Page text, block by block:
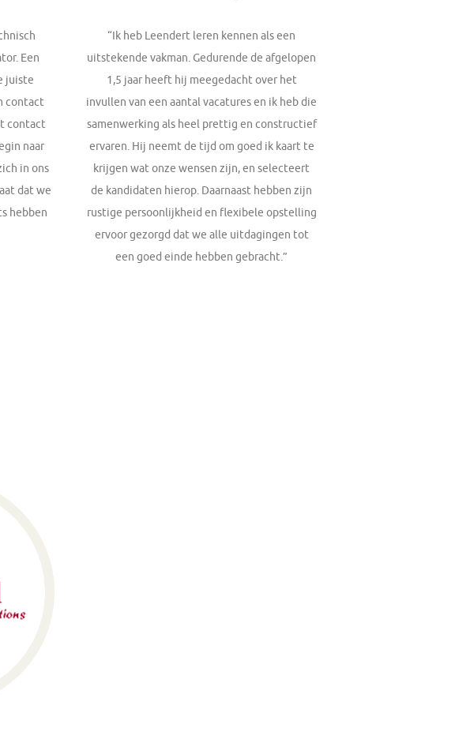
Een
juiste
contact
contact
naar
in ons
dat we
hebben
“Ik heb Leendert leren kennen als een
uitstekende vakman. Gedurende de afgelopen
1,5 jaar heeft hij meegedacht over het
invullen van een aantal vacatures en ik heb die
samenwerking als heel prettig en constructief
ervaren. Hij neemt de tijd om goed ik kaart te
krijgen wat onze wensen zijn, en selecteert
de kandidaten hierop. Daarnaast hebben zijn
rustige persoonlijkheid en flexibele opstelling
ervoor gezorgd dat we alle uitdagingen tot
een goed einde hebben gebracht.”